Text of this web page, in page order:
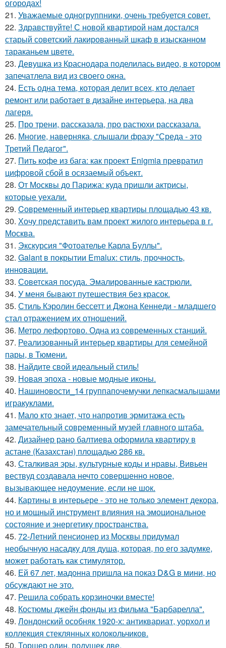
огородах!
21. Уважаемые одногруппники, очень требуется совет.
22. Здравствуйте! С новой квартирой нам достался
старый советский лакированный шкаф в изысканном
тараканьем цвете.
23. Девушка из Краснодара поделилась видео, в котором
запечатлела вид из своего окна.
24. Есть одна тема, которая делит всех, кто делает
ремонт или работает в дизайне интерьера, на два
лагеря.
25. Про трени, рассказала, про растюхи рассказала.
26. Многие, наверняка, слышали фразу "Среда - это
Третий Педагог".
27. Пить кофе из бага: как проект Enigmia превратил
цифровой сбой в осязаемый объект.
28. От Москвы до Парижа: куда пришли актрисы,
которые уехали.
29. Cовременный интерьер квартиры площадью 43 кв.
30. Хочу представить вам проект жилого интерьера в г.
Москва.
31. Экскурсия "Фотоателье Карла Буллы".
32. Galant в покрытии Emalux: стиль, прочность,
инновации.
33. Советская посуда. Эмалированные кастрюли.
34. У меня бывают путешествия без красок.
35. Стиль Кэролин бессетт и Джона Кеннеди - младшего
стал отражением их отношений.
36. Метро лефортово. Одна из современных станций.
37. Реализованный интерьер квартиры для семейной
пары, в Тюмени.
38. Найдите свой идеальный стиль!
39. Новая эпоха - новые модные иконы.
40. Нашиновости_14 группапочемучки лепкасмалышами
игракуклами.
41. Мало кто знает, что напротив эрмитажа есть
замечательный современный музей главного штаба.
42. Дизайнер рано балтиева оформила квартиру в
астане (Казахстан) площадью 286 кв.
43. Сталкивая эры, культурные коды и нравы, Вивьен
вествуд создавала нечто совершенно новое,
вызывающее недоумение, если не шок.
44. Картины в интерьере - это не только элемент декора,
но и мощный инструмент влияния на эмоциональное
состояние и энергетику пространства.
45. 72-Летний пенсионер из Москвы придумал
необычную насадку для душа, которая, по его задумке,
может работать как стимулятор.
46. Ей 67 лет, мадонна пришла на показ D&G в мини, но
обсуждают не это.
47. Решила собрать корзиночки вместе!
48. Костюмы джейн фонды из фильма "Барбарелла".
49. Лондонский особняк 1920-х: антиквариат, уорхол и
коллекция стеклянных колокольчиков.
50. Торшер один, подушек две.